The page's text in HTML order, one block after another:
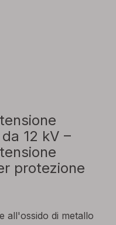
12 kV –
protezione
all'ossido di metallo